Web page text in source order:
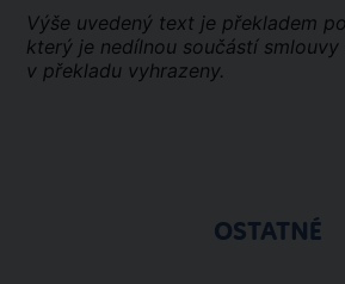
Výše uvedený text je překladem
který je nedílnou součástí
v překladu vyhrazeny.
OSTATNÉ